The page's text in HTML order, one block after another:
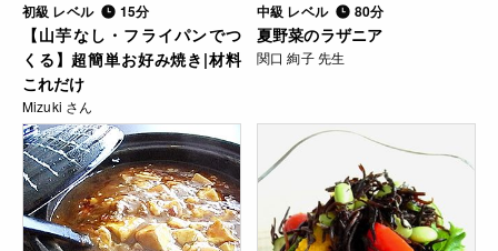
初級 レベル 15分
【山芋なし・フライパンでつ
くる】超簡単お好み焼き|材料
これだけ
Mizuki さん
中級 レベル 80分
夏野菜のラザニア
関口 絢子 先生